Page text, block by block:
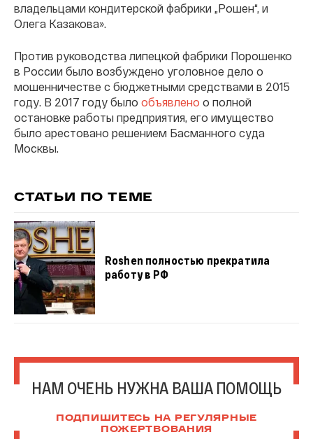
владельцами кондитерской фабрики „Рошен“, и
Олега Казакова».
Против руководства липецкой фабрики Порошенко
в России было возбуждено уголовное дело о
мошенничестве с бюджетными средствами в 2015
году. В 2017 году было объявлено о полной
остановке работы предприятия, его имущество
было арестовано решением Басманного суда
Москвы.
СТАТЬИ ПО ТЕМЕ
Roshen полностью прекратила
работу в РФ
НАМ ОЧЕНЬ НУЖНА ВАША ПОМОЩЬ
ПОДПИШИТЕСЬ НА РЕГУЛЯРНЫЕ
ПОЖЕРТВОВАНИЯ